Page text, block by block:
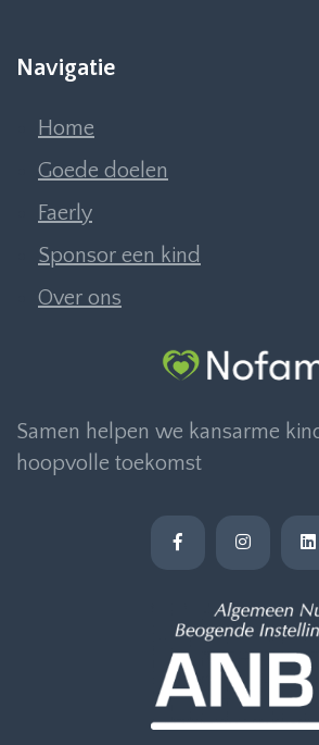
Navigatie
Home
Goede doelen
Faerly
Sponsor een kind
Over ons
Samen helpen we kansarme
hoopvolle toekomst